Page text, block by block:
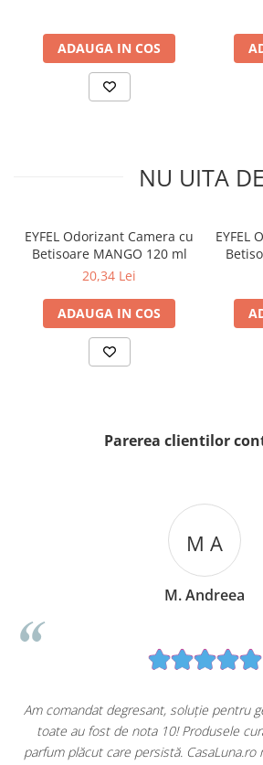
ADAUGA IN COS
NU UITA
EYFEL Odorizant Camera cu
Betisoare MANGO 120 ml
20,34 Lei
ADAUGA IN COS
EYFEL
Parerea clientilor
M A
M. Andreea
Am comandat degresant, soluție pentru
toate au fost de nota 10! Produsele
parfum plăcut care persistă. CasaLuna.ro